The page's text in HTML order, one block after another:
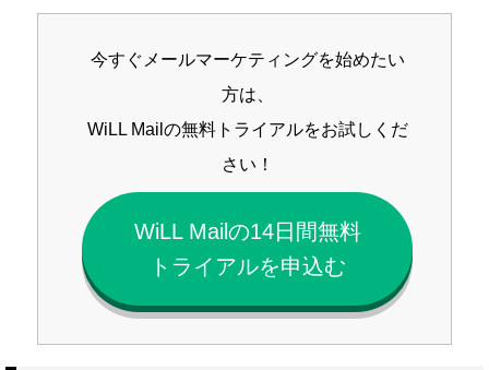
今すぐメールマーケティングを始めたい
方は、
WiLL Mailの無料トライアルをお試しくだ
さい！
WiLL Mailの14日間無料
トライアルを申込む